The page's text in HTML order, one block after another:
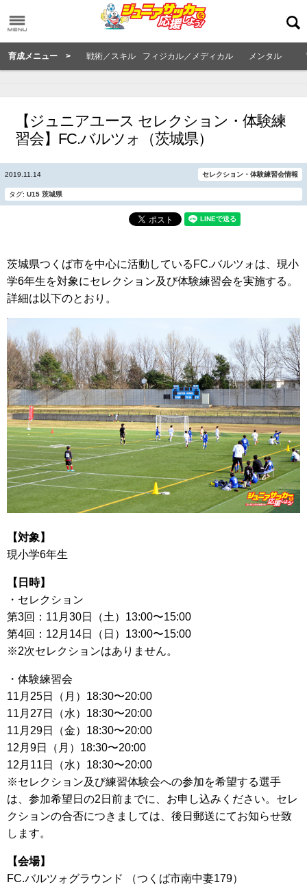
育成メニュー > 戦術／スキル フィジカル／メディカル メンタル
【ジュニアユース セレクション・体験練
習会】FC.バルツォ（茨城県）
2019.11.14 セレクション・体験練習会情報
タグ: U15 茨城県
茨城県つくば市を中心に活動しているFC.バルツォは、現小
学6年生を対象にセレクション及び体験練習会を実施する。
詳細は以下のとおり。
【対象】
現小学6年生
【日時】
・セレクション
第3回：11月30日（土）13:00〜15:00
第4回：12月14日（日）13:00〜15:00
※2次セレクションはありません。
・体験練習会
11月25日（月）18:30〜20:00
11月27日（水）18:30〜20:00
11月29日（金）18:30〜20:00
12月9日（月）18:30〜20:00
12月11日（水）18:30〜20:00
※セレクション及び練習体験会への参加を希望する選手
は、参加希望日の2日前までに、お申し込みください。セレ
クションの合否につきましては、後日郵送にてお知らせ致
します。
【会場】
FC.バルツォグラウンド （つくば市南中妻179）